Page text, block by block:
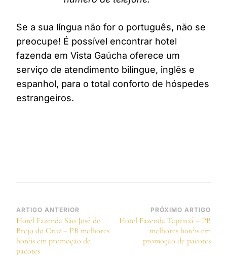
Se a sua língua não for o português, não se
preocupe! É possível encontrar hotel
fazenda em Vista Gaúcha oferece um
serviço de atendimento bilíngue, inglês e
espanhol, para o total conforto de hóspedes
estrangeiros.
Navegação
de
post
ARTIGO ANTERIOR
Hotel Fazenda São José do
Brejo do Cruz – PB melhores
hotéis em promoção de
pacotes
PRÓXIMO ARTIGO
Hotel Fazenda Taperoá – PB
melhores hotéis em
promoção de pacotes